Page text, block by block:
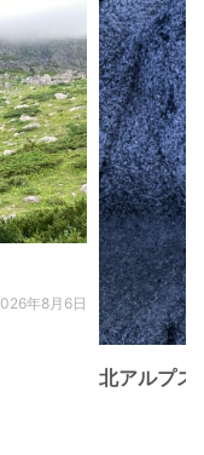
年8月6日
北アルプ